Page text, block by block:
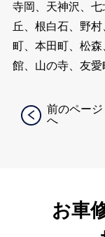
寺岡、天神沢、
丘、根白石、野
町、本田町、松
館、山の寺、友愛
前のページ
へ
お車